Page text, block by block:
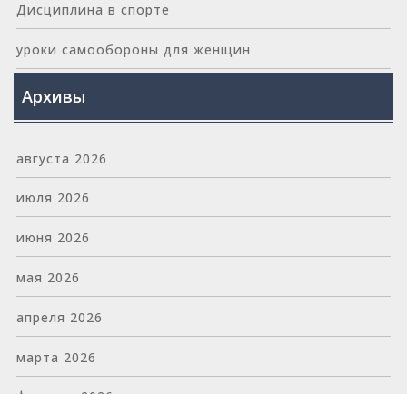
Дисциплина в спорте
уроки самообороны для женщин
Архивы
августа 2026
июля 2026
июня 2026
мая 2026
апреля 2026
марта 2026